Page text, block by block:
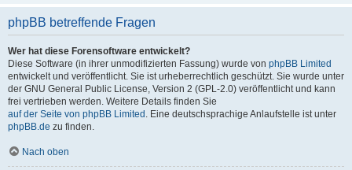
phpBB betreffende Fragen
Wer hat diese Forensoftware entwickelt?
Diese Software (in ihrer unmodifizierten Fassung) wurde von phpBB Limited
entwickelt und veröffentlicht. Sie ist urheberrechtlich geschützt. Sie wurde unter
der GNU General Public License, Version 2 (GPL-2.0) veröffentlicht und kann
frei vertrieben werden. Weitere Details finden Sie
auf der Seite von phpBB Limited . Eine deutschsprachige Anlaufstelle ist unter
phpBB.de zu finden.
Nach oben